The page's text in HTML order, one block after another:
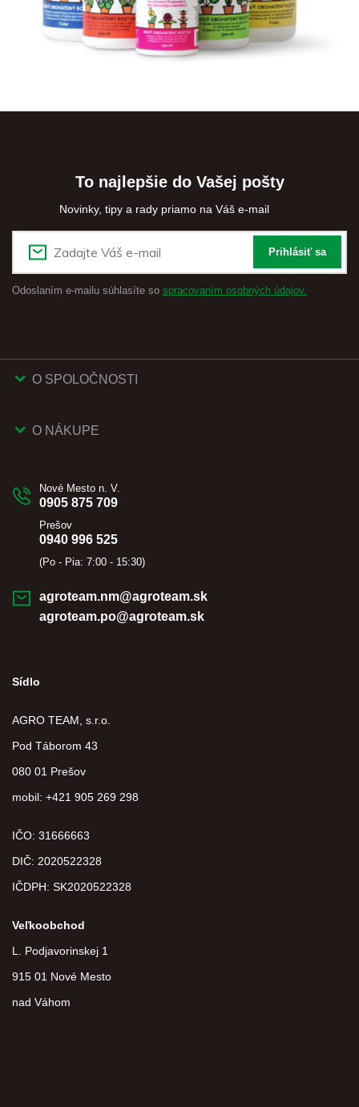
To najlepšie do Vašej pošty
Novinky, tipy a rady priamo na Váš e-mail
Prihlásiť sa
Odoslaním e-mailu súhlasíte so spracovaním osobných údajov.
O SPOLOČNOSTI
O NÁKUPE
Nové Mesto n. V.
0905 875 709
Prešov
0940 996 525
(Po - Pia: 7:00 - 15:30)
agroteam.nm@agroteam.sk
agroteam.po@agroteam.sk
Sídlo
AGRO TEAM, s.r.o.
Pod Táborom 43
080 01 Prešov
mobil: +421 905 269 298
IČO: 31666663
DIČ: 2020522328
IČDPH: SK2020522328
Veľkoobchod
L. Podjavorinskej 1
915 01 Nové Mesto
nad Váhom